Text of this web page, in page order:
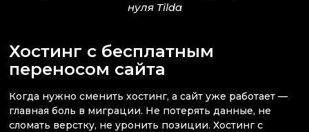
нуля Tilda
Хостинг с бесплатным
переносом сайта
Когда нужно сменить хостинг, а сайт уже работает —
главная боль в миграции. Не потерять данные, не
сломать верстку, не уронить позиции. Хостинг с